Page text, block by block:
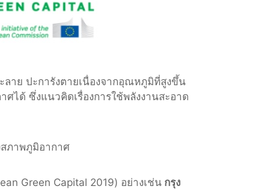
ลาย ปะการังตายเนื่องจากอุณหภูมิที่สูงขึ้น
ได้ ซึ่งแนวคิดเรื่องการใช้พลังงานสะอาด
สภาพภูมิอากาศ
Green Capital 2019) อย่างเช่น กรุง